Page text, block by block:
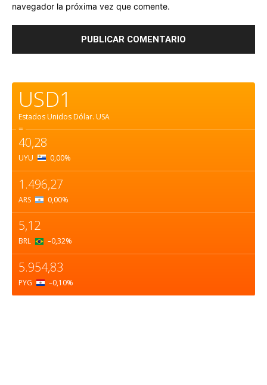
navegador la próxima vez que comente.
USD1
Estados Unidos Dólar. USA
=
40,28
UYU 0,00%
1.496,27
ARS 0,00%
5,12
BRL –0,32%
5.954,83
PYG –0,10%